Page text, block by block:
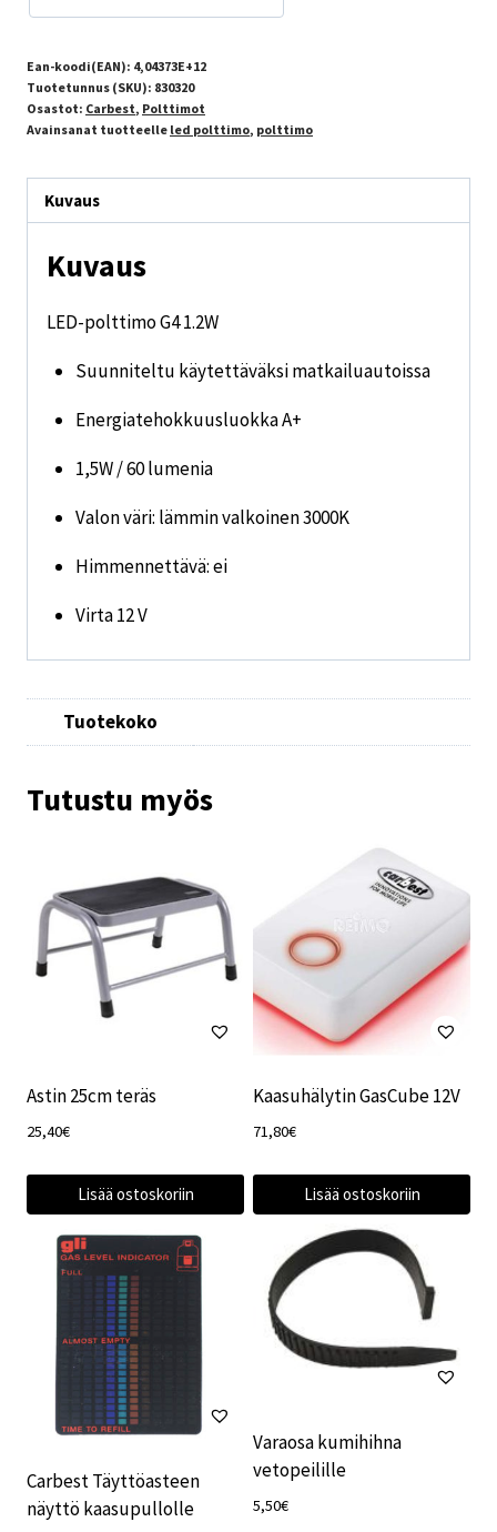
Ean-koodi(EAN): 4,04373E+12
Tuotetunnus (SKU): 830320
Osastot: Carbest, Polttimot
Avainsanat tuotteelle led polttimo, polttimo
Kuvaus
Kuvaus
LED-polttimo G4 1.2W
Suunniteltu käytettäväksi matkailuautoissa
Energiatehokkuusluokka A+
1,5W / 60 lumenia
Valon väri: lämmin valkoinen 3000K
Himmennettävä: ei
Virta 12 V
Tuotekoko
Tutustu myös
Astin 25cm teräs
25,40€
Lisää ostoskoriin
Kaasuhälytin GasCube 12V
71,80€
Lisää ostoskoriin
Carbest Täyttöasteen
näyttö kaasupullolle
Varaosa kumihihna
vetopeilille
5,50€